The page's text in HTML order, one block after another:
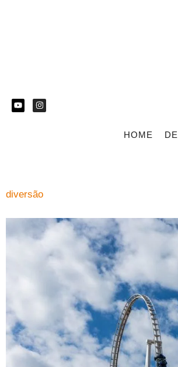
HOME
diversão